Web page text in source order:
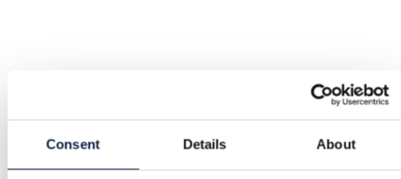
Consent Details About